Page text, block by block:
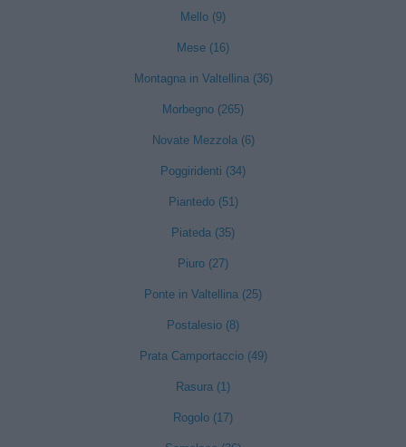
Mello (9)
Mese (16)
Montagna in Valtellina (36)
Morbegno (265)
Novate Mezzola (6)
Poggiridenti (34)
Piantedo (51)
Piateda (35)
Piuro (27)
Ponte in Valtellina (25)
Postalesio (8)
Prata Camportaccio (49)
Rasura (1)
Rogolo (17)